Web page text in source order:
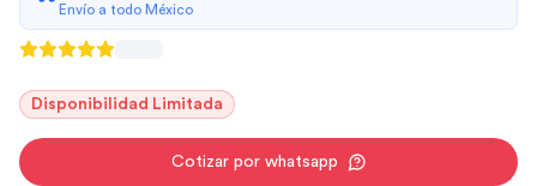
Envío a todo México
Disponibilidad Limitada
Cotizar por whatsapp